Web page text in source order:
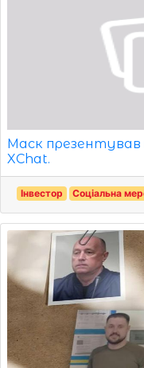
Маск презентував
XChat.
Інвестор Соціальна